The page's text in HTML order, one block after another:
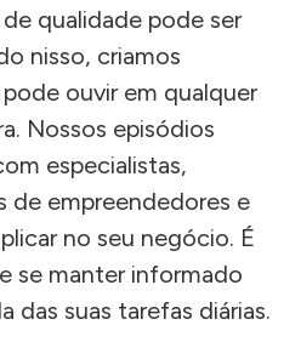
qualidade pode ser
nisso, criamos
ouvir em qualquer
Nossos episódios
especialistas,
de empreendedores e
no seu negócio. É
se manter informado
das suas tarefas diárias.